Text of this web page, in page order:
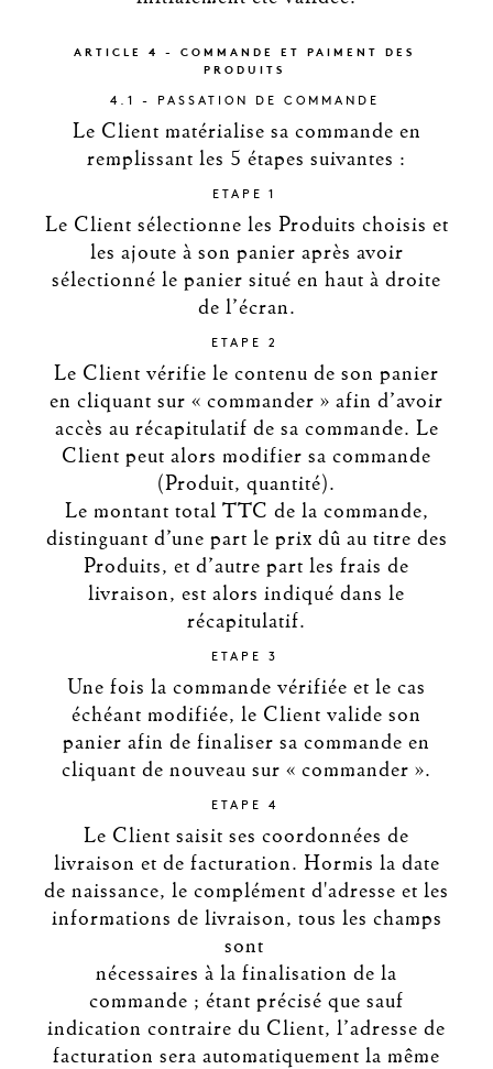
ARTICLE 4 - COMMANDE ET PAIMENT DES
PRODUITS
4.1 - PASSATION DE COMMANDE
Le Client matérialise sa commande en
remplissant les 5 étapes suivantes :
ETAPE 1
Le Client sélectionne les Produits choisis et
les ajoute à son panier après avoir
sélectionné le panier situé en haut à droite
de l’écran.
ETAPE 2
Le Client vérifie le contenu de son panier
en cliquant sur « commander » afin d’avoir
accès au récapitulatif de sa commande. Le
Client peut alors modifier sa commande
(Produit, quantité).
Le montant total TTC de la commande,
distinguant d’une part le prix dû au titre des
Produits, et d’autre part les frais de
livraison, est alors indiqué dans le
récapitulatif.
ETAPE 3
Une fois la commande vérifiée et le cas
échéant modifiée, le Client valide son
panier afin de finaliser sa commande en
cliquant de nouveau sur « commander ».
ETAPE 4
Le Client saisit ses coordonnées de
livraison et de facturation. Hormis la date
de naissance, le complément d'adresse et les
informations de livraison, tous les champs
sont
nécessaires à la finalisation de la
commande ; étant précisé que sauf
indication contraire du Client, l’adresse de
facturation sera automatiquement la même